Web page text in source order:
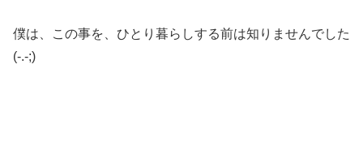
僕は、この事を、ひとり暮らしする前は知りませんでした
(-.-;)